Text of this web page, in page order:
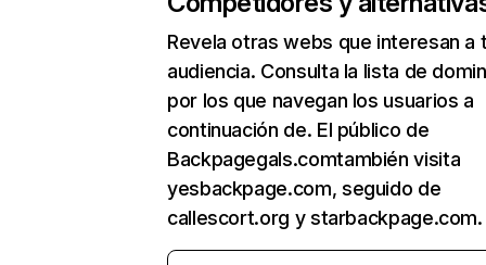
Revela otras webs que interesan a
audiencia. Consulta la lista de
por los que navegan los usuarios a
continuación de. El público de
Backpagegals.comtambién visita
yesbackpage.com, seguido de
callescort.org y starbackpage.com.